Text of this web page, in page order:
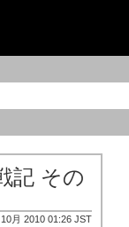
記 その
月 2010 01:26 JST